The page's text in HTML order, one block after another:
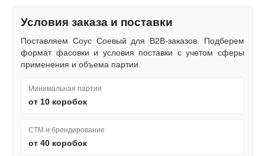
Условия заказа и поставки
Поставляем Соус Соевый для B2B-заказов. Подберем
формат фасовки и условия поставки с учетом сферы
применения и объема партии.
Минимальная партия
от 10 коробок
СТМ и брендирование
от 40 коробок